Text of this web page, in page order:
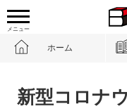
メニュー
ホーム
新型コロナ